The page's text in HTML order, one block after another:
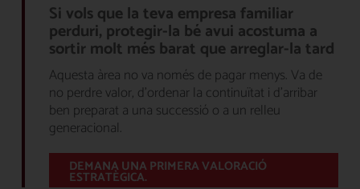
Si vols que la teva empresa familiar
perduri, protegir-la bé avui acostuma a
sortir molt més barat que arreglar-la tard
Aquesta àrea no va només de pagar menys. Va de
no perdre valor, d’ordenar la continuïtat i d’arribar
ben preparat a una successió o a un relleu
generacional.
DEMANA UNA PRIMERA VALORACIÓ
ESTRATÈGICA.